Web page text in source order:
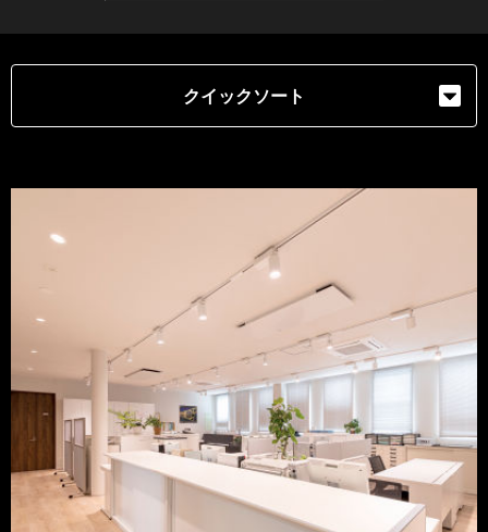
クイックソート